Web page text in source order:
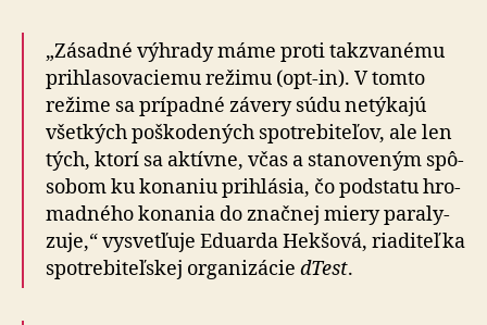
„Zásadné výhrady máme proti takzva­nému
pri­hla­so­va­ciemu režimu (opt-in). V tomto
režime sa prí­padné závery súdu ne­tý­kajú
všetkých poško­de­ných spotre­bi­teľov, ale len
tých, ktorí sa aktívne, včas a sta­no­veným spô­
so­bom ku ko­naniu prihlásia, čo podstatu hro­
mad­ného ko­na­nia do znač­nej miery pa­ra­ly­
zuje,“ vysvet­ľuje Eduarda Hekšová, ria­di­teľka
spotre­bi­teľskej or­ga­ni­zácie dTest.